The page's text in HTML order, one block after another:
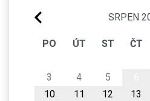
SRPEN
PO ÚT ST ČT
3
4 5
10
11 12 13